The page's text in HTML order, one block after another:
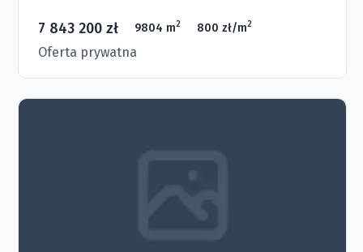
7 843 200 zł 9804 m2 800 zł/m2
Oferta prywatna